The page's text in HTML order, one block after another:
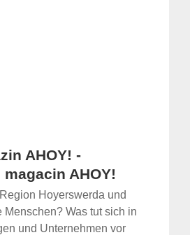
AHOY! -
AHOY!
Hoyerswerda und
Menschen? Was tut sich in
und Unternehmen vor